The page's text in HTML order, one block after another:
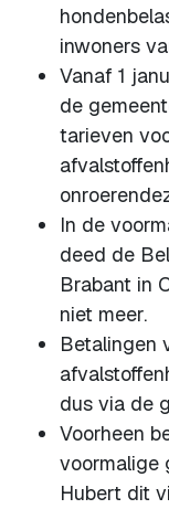
inwoners
Vanaf 1
de
tarieven
In de
deed de
Brabant in
niet meer.
Betalingen
dus via de
Voorheen
voormalige
Hubert dit